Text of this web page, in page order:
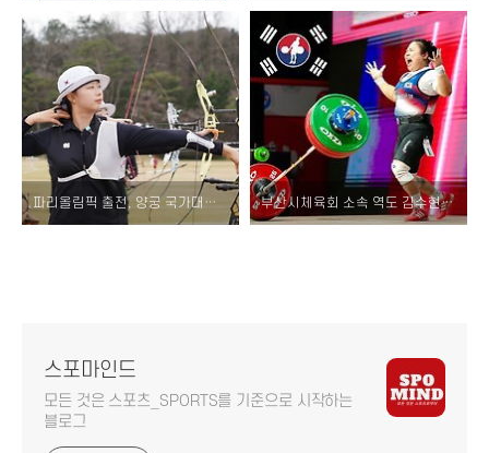
파리올림픽 출전, 양궁 국가대표 선수 선발자 명단 확정! 부산시체육회 소속 역도 김수현, 81kg급 파리올림픽 출전권 획득!
스포마인드
모든 것은 스포츠_SPORTS를 기준으로 시작하는
블로그